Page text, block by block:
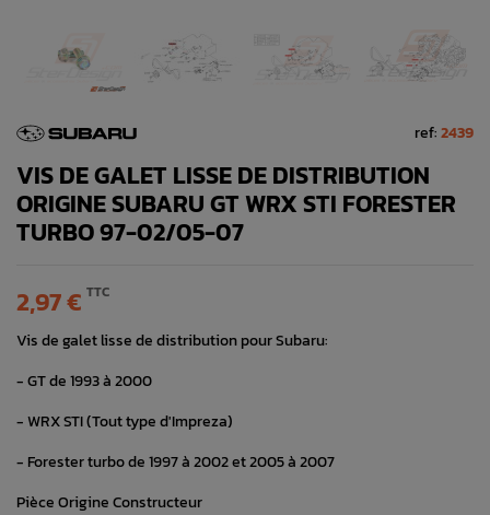
ref:2439
VIS DE GALET LISSE DE DISTRIBUTION
ORIGINE SUBARU GT WRX STI FORESTER
TURBO 97-02/05-07
2,97 € TTC
Vis de galet lisse de distribution pour Subaru:
- GT de 1993 à 2000
- WRX STI (Tout type d'Impreza)
- Forester turbo de 1997 à 2002 et 2005 à 2007
Pièce Origine Constructeur